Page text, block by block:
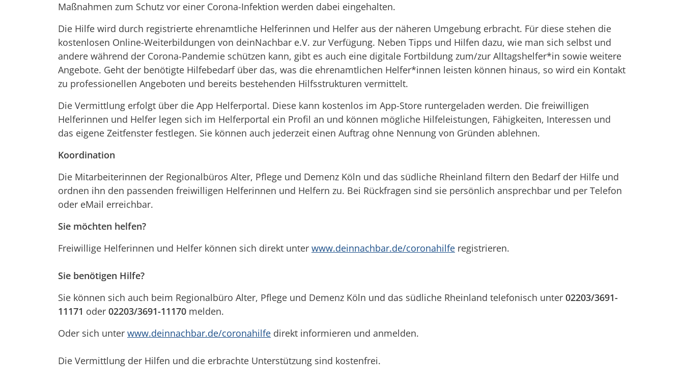
Maßnahmen zum Schutz vor einer Corona-Infektion werden dabei eingehalten.
Die Hilfe wird durch registrierte ehrenamtliche Helferinnen und Helfer aus der näheren Umgebung erbracht. Für diese stehen die
kostenlosen Online-Weiterbildungen von deinNachbar e.V. zur Verfügung. Neben Tipps und Hilfen dazu, wie man sich selbst und
andere während der Corona-Pandemie schützen kann, gibt es auch eine digitale Fortbildung zum/zur Alltagshelfer*in sowie weitere
Angebote. Geht der benötigte Hilfebedarf über das, was die ehrenamtlichen Helfer*innen leisten können hinaus, so wird ein Kontakt
zu professionellen Angeboten und bereits bestehenden Hilfsstrukturen vermittelt.
Die Vermittlung erfolgt über die App Helferportal. Diese kann kostenlos im App-Store runtergeladen werden. Die freiwilligen
Helferinnen und Helfer legen sich im Helferportal ein Profil an und können mögliche Hilfeleistungen, Fähigkeiten, Interessen und
das eigene Zeitfenster festlegen. Sie können auch jederzeit einen Auftrag ohne Nennung von Gründen ablehnen.
Koordination
Die Mitarbeiterinnen der Regionalbüros Alter, Pflege und Demenz Köln und das südliche Rheinland filtern den Bedarf der Hilfe und
ordnen ihn den passenden freiwilligen Helferinnen und Helfern zu. Bei Rückfragen sind sie persönlich ansprechbar und per Telefon
oder eMail erreichbar.
Sie möchten helfen?
Freiwillige Helferinnen und Helfer können sich direkt unter www.deinnachbar.de/coronahilfe registrieren.
Sie benötigen Hilfe?
Sie können sich auch beim Regionalbüro Alter, Pflege und Demenz Köln und das südliche Rheinland telefonisch unter 02203/3691-
11171 oder 02203/3691-11170 melden.
Oder sich unter www.deinnachbar.de/coronahilfe direkt informieren und anmelden.
Die Vermittlung der Hilfen und die erbrachte Unterstützung sind kostenfrei.